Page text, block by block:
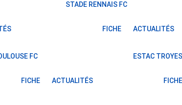
STADE RENNAIS FC
FICHE ACTUALITÉS
FC
FICHE ACTUALITÉS
ESTAC TROYES
FICHE